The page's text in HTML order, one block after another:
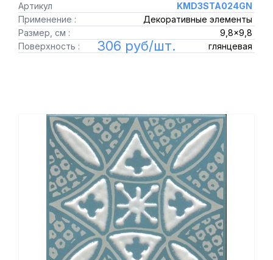
Артикул
KMD3STA024GN
Применение :
Декоративные элементы
Размер, см :
9,8x9,8
Поверхность :
глянцевая
306 руб/шт.